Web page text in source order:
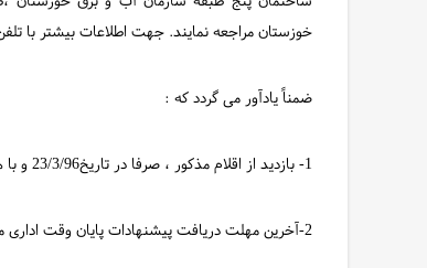
خوزستان مراجعه نمایند. جهت اطلاعات بیشتر با تلفن 33367960-061 اداره مزایده تماس
ضمناً یادآور می گردد که :
1- بازدید از اقلام مذکور ، صرفا در تاریخ23/3/96 و با هماهنگی اداره مزایده می باشد.
2-آخرین مهلت دریافت پیشنهادات پایان وقت اداری مورخ 28/3/96 خواهد بود.